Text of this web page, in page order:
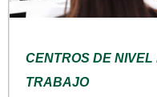
CENTROS DE
TRABAJO